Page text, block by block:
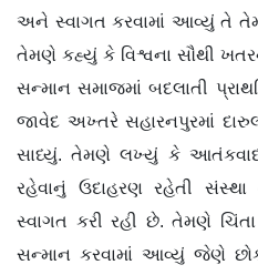
અને સ્વાગત કરવામાં આવ્યું તે
તેમણે કહ્યું કે વિશ્વના સૌથી
સન્માન સમાજમાં બદલાતી
જાવેદ અખ્તરે સહારનપુરમાં
સાધ્યું. તેમણે લખ્યું કે
રહેવાનું ઉદાહરણ રહેતી સંસ્થા
સ્વાગત કરી રહી છે. તેમણે
સન્માન કરવામાં આવ્યું જેણે